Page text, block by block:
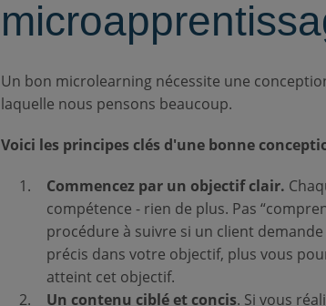
Un bon microlearning nécessite une
laquelle nous pensons beaucoup.
Voici les principes clés d'une bonne
Commencez par un objectif clair.
compétence - rien de plus. Pas
procédure à suivre si un client
précis dans votre objectif, plus vous
atteint cet objectif.
Un contenu ciblé et concis. Si vous